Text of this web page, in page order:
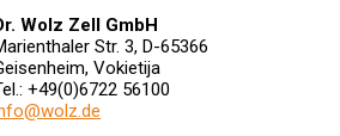
Wolz Zell GmbH
Str. 3, D-65366
Vokietija
+49(0)6722 56100